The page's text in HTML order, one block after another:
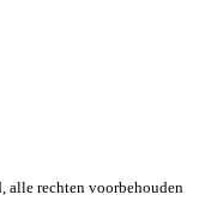
rechten voorbehouden